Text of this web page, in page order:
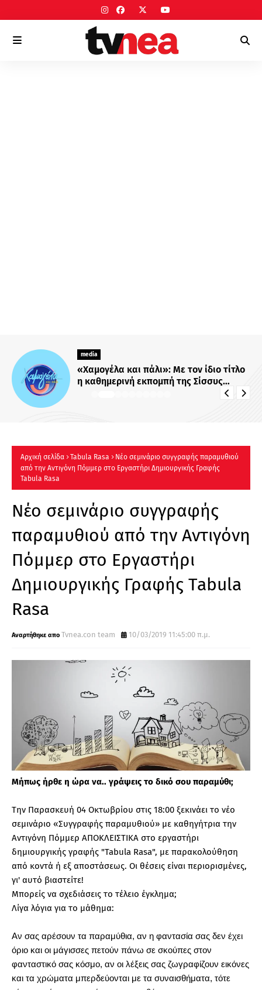
media
«Χαμογέλα και πάλι»: Με τον ίδιο τίτλο
η καθημερινή εκπομπή της Σίσσυς
Αρχική σελίδα Tabula Rasa
Νέο σεμινάριο συγγραφής παραμυθιού
από την Αντιγόνη Πόμμερ στο Εργαστήρι Δημιουργικής Γραφής
Tabula Rasa
Νέο σεμινάριο συγγραφής
παραμυθιού από την Αντιγόνη
Πόμμερ στο Εργαστήρι
Δημιουργικής Γραφής Tabula
Rasa
Tvnea.con team 10/03/2019 11:45:00 π.μ.
Μήπως ήρθε η ώρα να.. γράψεις το δικό σου παραμύθι;
Την Παρασκευή 04 Οκτωβρίου στις 18:00 ξεκινάει το νέο
σεμινάριο «Συγγραφής παραμυθιού» με καθηγήτρια την
Αντιγόνη Πόμμερ ΑΠΟΚΛΕΙΣΤΙΚΑ στο εργαστήρι
δημιουργικής γραφής "Tabula Rasa", με παρακολούθηση
από κοντά ή εξ αποστάσεως. Οι θέσεις είναι περιορισμένες,
γι' αυτό βιαστείτε!
Μπορείς να σχεδιάσεις το τέλειο έγκλημα;
Λίγα λόγια για το μάθημα:
Αν σας αρέσουν τα παραμύθια, αν η φαντασία σας δεν έχει
όριο και οι μάγισσες πετούν πάνω σε σκούπες στον
φανταστικό σας κόσμο, αν οι λέξεις σας ζωγραφίζουν εικόνες
και τα χρώματα μπερδεύονται με τα συναισθήματα, τότε